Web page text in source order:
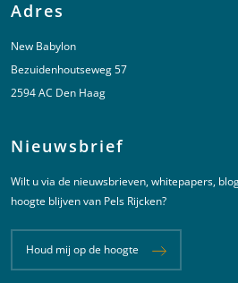
Adres
New Babylon
Bezuidenhoutseweg 57
2594 AC Den Haag
Nieuwsbrief
Wilt u via de nieuwsbrieven, whitepapers,
hoogte blijven van Pels Rijcken?
Houd mij op de hoogte